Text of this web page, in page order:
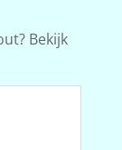
Bekijk